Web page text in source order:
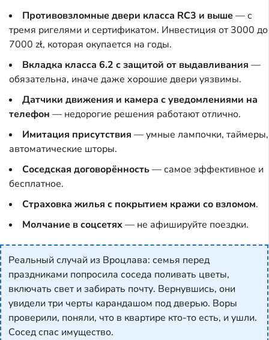
Противовзломные двери класса RC3 и выше— с
тремя ригелями и сертификатом. Инвестиция от 3000 до
7000 zł, которая окупается на годы.
Вкладка класса 6.2 с защитой от выдавливания —
обязательна, иначе даже хорошие двери уязвимы.
Датчики движения и камера с уведомлениями на
телефон — недорогие решения работают отлично.
Имитация присутствия — умные лампочки, таймеры,
автоматические шторы.
Соседская договорённость— самое эффективное и
бесплатное.
Страховка жилья с покрытием кражи со взломом.
Молчание в соцсетях— не афишируйте поездки.
Реальный случай из Вроцлава: семья перед
праздниками попросила соседа поливать цветы,
включать свет и забирать почту. Вернувшись, они
увидели три черты карандашом под дверью. Воры
проверили, поняли, что в квартире кто-то есть, и ушли.
Сосед спас имущество.